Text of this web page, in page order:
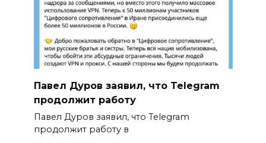
Павел Дуров заявил, что Telegram
продолжит работу
Павел Дуров заявил, что Telegram
продолжит работу в